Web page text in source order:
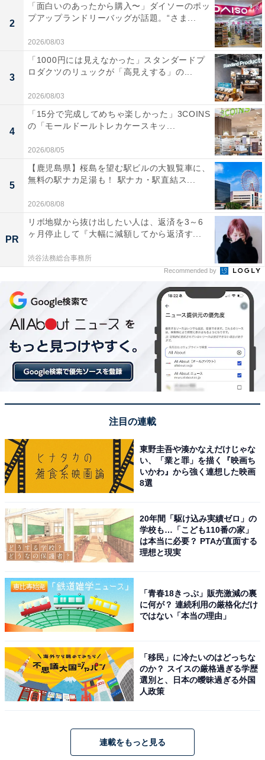
2
「面白いのあったから購入〜」ダイソーのポッ
プアップランドリーバッグが話題。“さま...
2026/08/03
3
「1000円には見えなかった」スタンダードプ
ロダクツのリュックが「高見えする」の...
2026/08/03
4
「15分で完成してめちゃ楽しかった」3COINS
の「モールドールトレカケースキッ...
2026/08/05
5
【鹿児島県】桜島を望む駅ビルの大観覧車に、
無料の駅ナカ足湯も！ 駅ナカ・駅直結ス...
2026/08/08
PR
リボ地獄から抜け出したい人は、返済を3～6
ヶ月停止して『大幅に減額してから返済す...
渋谷法務総合事務所
Recommended by
注目の連載
東野圭吾や湊かなえだけじゃな
い、「業と罪」を描く『映画ち
いかわ』から強く連想した映画
8選
20年間「駆け込み実績ゼロ」の
学校も…「こども110番の家」
は本当に必要？ PTAが直面する
理想と現実
「青春18きっぷ」販売激減の裏
に何が？ 連続利用の厳格化だけ
ではない「本当の理由」
「移民」に冷たいのはどっちな
のか？ スイスの厳格過ぎる学歴
選別と、日本の曖昧過ぎる外国
人政策
連載をもっと見る